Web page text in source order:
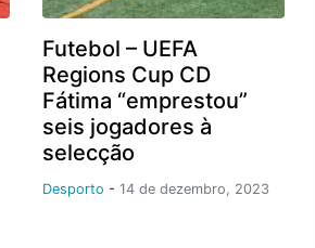
Futebol – UEFA
Regions Cup CD
Fátima “emprestou”
seis jogadores à
selecção
Desporto - 14 de dezembro, 2023